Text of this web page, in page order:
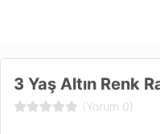
3 Yaş Altın Renk
(Yorum 0)